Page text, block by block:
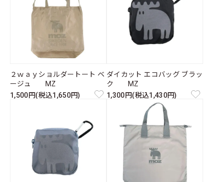
２ｗａｙショルダートート ベ
ージュ MZ
1,500円(税込1,650円)
ダイカット エコバッグ ブラッ
ク MZ
1,300円(税込1,430円)